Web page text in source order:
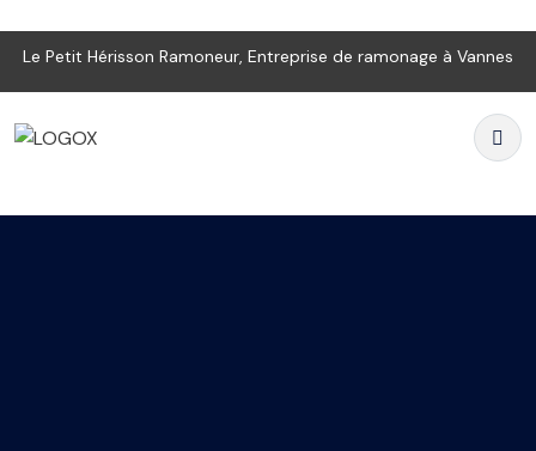
Le Petit Hérisson Ramoneur, Entreprise de ramonage à Vannes